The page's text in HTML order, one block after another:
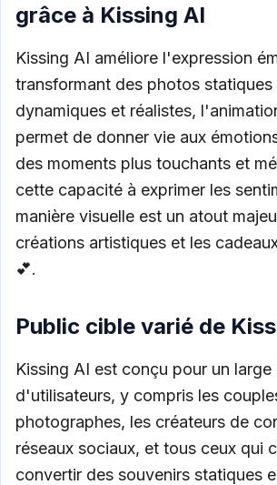
grâce à Kissing AI
Kissing AI améliore l'expression
transformant des photos statiques
dynamiques et réalistes,
permet de donner vie aux
des moments plus touchants et
cette capacité à exprimer les
manière visuelle est un atout
créations artistiques et les
💕.
Public cible varié de
Kissing AI est conçu pour un large
d'utilisateurs, y compris les
photographes, les créateurs de
réseaux sociaux, et tous ceux qui
convertir des souvenirs statiques